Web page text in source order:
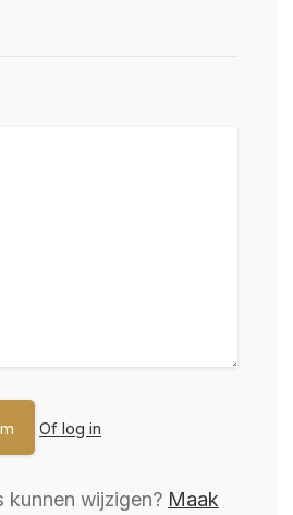
Of log in
kunnen wijzigen? Maak